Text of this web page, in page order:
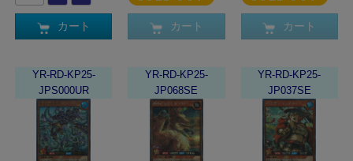
カート カート カート
YR-RD-KP25-
JPS000UR
YR-RD-KP25-
JP068SE
YR-RD-KP25-
JP037SE